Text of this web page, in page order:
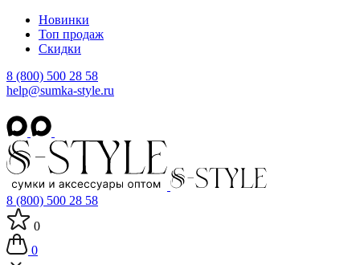
Новинки
Топ продаж
Скидки
8 (800) 500 28 58
help@sumka-style.ru
8 (800) 500 28 58
0
0